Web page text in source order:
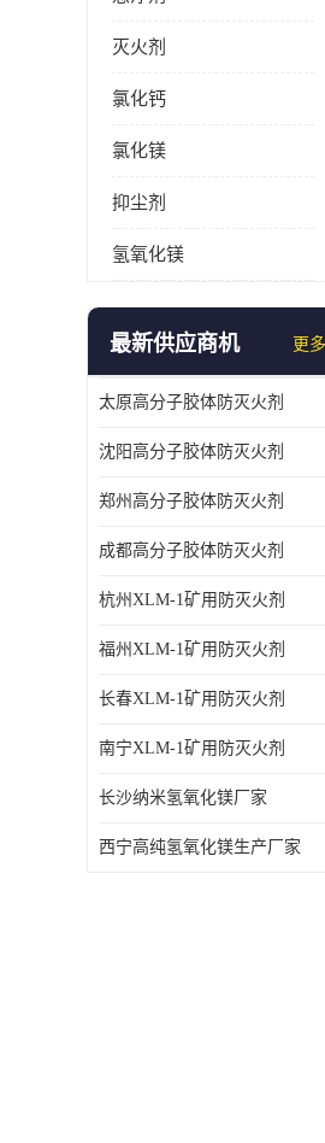
灭火剂
氯化钙
氯化镁
抑尘剂
氢氧化镁
最新供应商机 更多
太原高分子胶体防灭火剂
沈阳高分子胶体防灭火剂
郑州高分子胶体防灭火剂
成都高分子胶体防灭火剂
杭州XLM-1矿用防灭火剂
福州XLM-1矿用防灭火剂
长春XLM-1矿用防灭火剂
南宁XLM-1矿用防灭火剂
长沙纳米氢氧化镁厂家
西宁高纯氢氧化镁生产厂家